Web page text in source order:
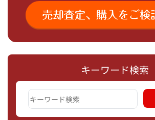
キーワード検索